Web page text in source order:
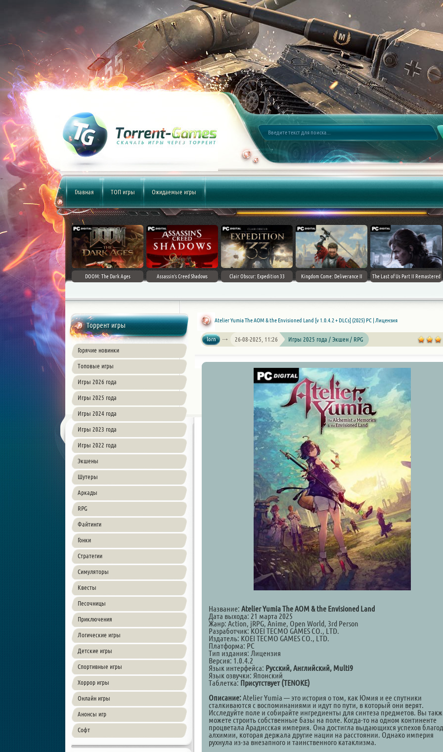
Главная ТОП игры Ожидаемые игры
DOOM: The Dark Ages Assassin's Creed Shadows Clair Obscur: Expedition 33 Kingdom Come: Deliverance II The Last of Us Part II Remastered
Торрент игры
Горячие новинки
Топовые игры
Игры 2026 года
Игры 2025 года
Игры 2024 года
Игры 2023 года
Игры 2022 года
Экшены
Шутеры
Аркады
RPG
Файтинги
Гонки
Стратегии
Симуляторы
Квесты
Песочницы
Приключения
Логические игры
Детские игры
Спортивные игры
Хоррор игры
Онлайн игры
Анонсы игр
Софт
Atelier Yumia The AOM & the Envisioned Land [v 1.0.4.2 + DLCs] (2025) PC | Лицензия
lorn 26-08-2025, 11:26 Игры 2025 года / Экшен / RPG
Название: Atelier Yumia The AOM & the Envisioned Land
Дата выхода: 21 марта 2025
Жанр: Action, jRPG, Anime, Open World, 3rd Person
Разработчик: KOEI TECMO GAMES CO., LTD.
Издатель: KOEI TECMO GAMES CO., LTD.
Платформа: PC
Тип издания: Лицензия
Версия: 1.0.4.2
Язык интерфейса: Русский, Английский, Multi9
Язык озвучки: Японский
Таблетка: Присутствует (TENOKE)
Описание:Atelier Yumia — это история о том, как Юмия и ее спутники
сталкиваются с воспоминаниями и идут по пути, в который они верят.
Исследуйте поле и собирайте ингредиенты для синтеза предметов. Вы
можете строить собственные базы на поле. Когда-то на одном континенте
процветала Арадисская империя. Она достигла выдающихся успехов
алхимии, которая держала другие нации на расстоянии. Однако империя
рухнула из-за внезапного и таинственного катаклизма.